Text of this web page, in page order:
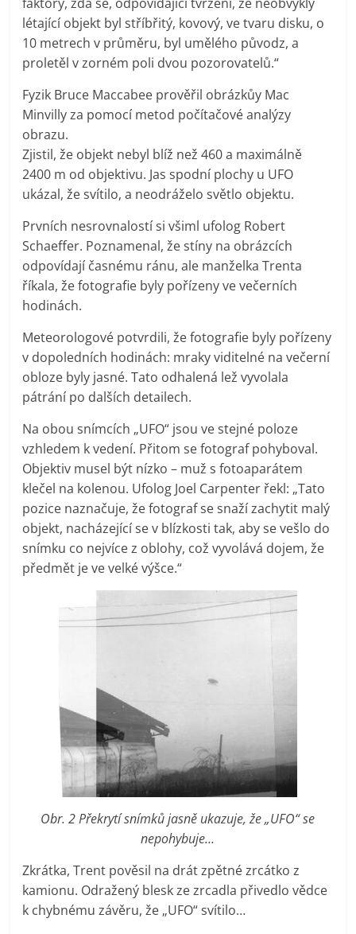
létající objekt byl stříbřitý, kovový, ve tvaru disku, o
10 metrech v průměru, byl umělého původz, a
proletěl v zorném poli dvou pozorovatelů.“
Fyzik Bruce Maccabee prověřil obrázkůy Mac
Minvilly za pomocí metod počítačové analýzy
obrazu.
Zjistil, že objekt nebyl blíž než 460 a maximálně
2400 m od objektivu. Jas spodní plochy u UFO
ukázal, že svítilo, a neodráželo světlo objektu.
Prvních nesrovnalostí si všiml ufolog Robert
Schaeffer. Poznamenal, že stíny na obrázcích
odpovídají časnému ránu, ale manželka Trenta
říkala, že fotografie byly pořízeny ve večerních
hodinách.
Meteorologové potvrdili, že fotografie byly pořízeny
v dopoledních hodinách: mraky viditelné na večerní
obloze byly jasné. Tato odhalená lež vyvolala
pátrání po dalších detailech.
Na obou snímcích „UFO“ jsou ve stejné poloze
vzhledem k vedení. Přitom se fotograf pohyboval.
Objektiv musel být nízko – muž s fotoaparátem
klečel na kolenou. Ufolog Joel Carpenter řekl: „Tato
pozice naznačuje, že fotograf se snaží zachytit malý
objekt, nacházející se v blízkosti tak, aby se vešlo do
snímku co nejvíce z oblohy, což vyvolává dojem, že
předmět je ve velké výšce.“
Obr. 2 Překrytí snímků jasně ukazuje, že „UFO“ se
nepohybuje…
Zkrátka, Trent pověsil na drát zpětné zrcátko z
kamionu. Odražený blesk ze zrcadla přivedlo vědce
k chybnému závěru, že „UFO“ svítilo…